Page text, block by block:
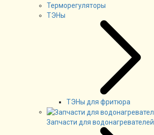
Терморегуляторы
ТЭНы
ТЭНы для фритюра
Запчасти для водонагревателей